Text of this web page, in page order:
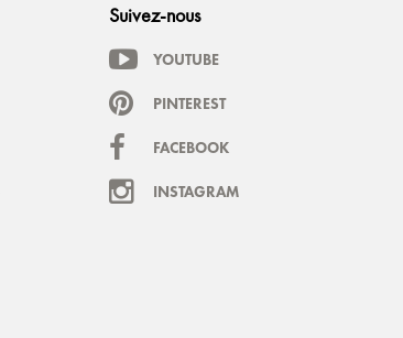
Suivez-nous
YOUTUBE
PINTEREST
FACEBOOK
INSTAGRAM